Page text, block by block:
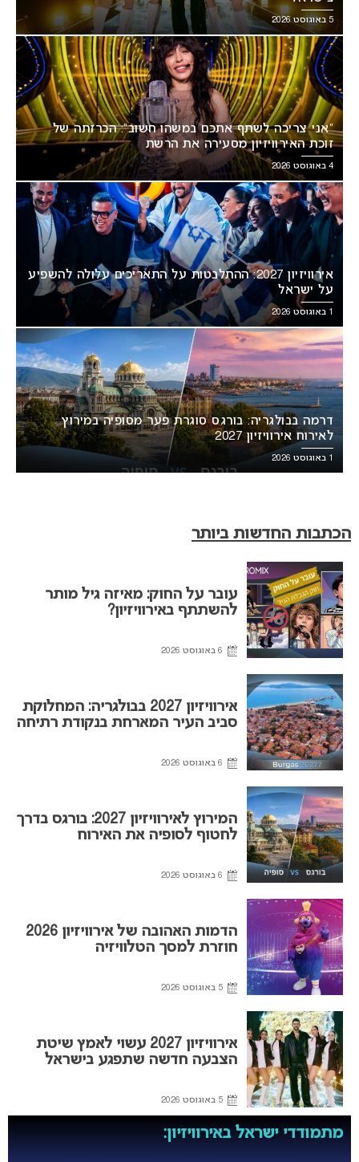
5 באוגוסט 2026
“אני צריכה לשתף אתכם במשהו חשוב”: הכרזתה של
זוכת האירוויזיון מסעירה את הרשת
4 באוגוסט 2026
אירוויזיון 2027: ההתלבטות על התאריכים עלולה להשפיע
על ישראל
1 באוגוסט 2026
דרמה בבולגריה: בורגס סוגרת פער מסופיה במירוץ
לאירוח אירוויזיון 2027
1 באוגוסט 2026
הכתבות החדשות ביותר
עובר על החוק: מאיזה גיל מותר
להשתתף באירוויזיון?
6 באוגוסט 2026
אירוויזיון 2027 בבולגריה: המחלוקת
סביב העיר המארחת בנקודת רתיחה
6 באוגוסט 2026
המירוץ לאירוויזיון 2027: בורגס בדרך
לחטוף לסופיה את האירוח
6 באוגוסט 2026
הדמות האהובה של אירוויזיון 2026
חוזרת למסך הטלוויזיה
5 באוגוסט 2026
אירוויזיון 2027 עשוי לאמץ שיטת
הצבעה חדשה שתפגע בישראל
5 באוגוסט 2026
מתמודדי ישראל באירוויזיון: